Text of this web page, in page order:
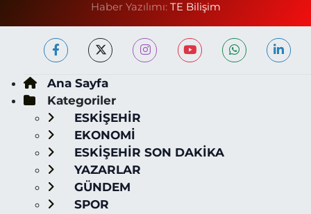
Haber Yazılımı: TE Bilişim
Ana Sayfa
Kategoriler
ESKİŞEHİR
EKONOMİ
ESKİŞEHİR SON DAKİKA
YAZARLAR
GÜNDEM
SPOR